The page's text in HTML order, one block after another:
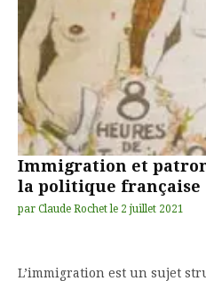
Immigration et
la politique française
par Claude Rochet le 2 juillet 2021
L’immigration est un sujet